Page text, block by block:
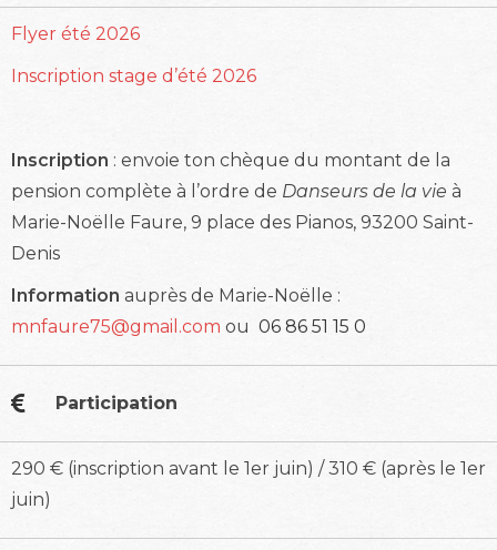
Flyer été 2026
Inscription stage d’été 2026
Inscription : envoie ton chèque du montant de la
pension complète à l’ordre de Danseurs de la vie à
Marie-Noëlle Faure, 9 place des Pianos, 93200 Saint-
Denis
Information auprès de Marie-Noëlle :
mnfaure75@gmail.com ou 06 86 51 15 0
Participation
290 € (inscription avant le 1er juin) / 310 € (après le 1er
juin)